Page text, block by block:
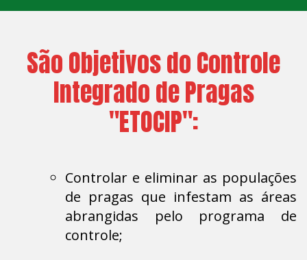
São Objetivos do Controle
Integrado de Pragas
"ETOCIP":
Controlar e eliminar as populações
de pragas que infestam as áreas
abrangidas pelo programa de
controle;